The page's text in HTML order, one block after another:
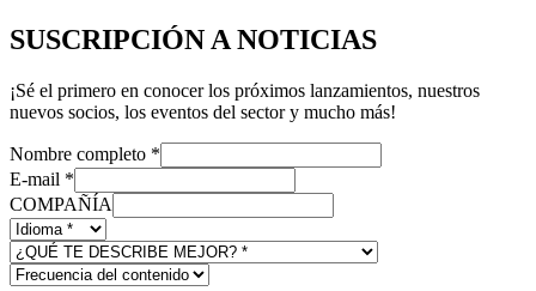
SUSCRIPCIÓN A NOTICIAS
¡Sé el primero en conocer los próximos lanzamientos, nuestros
nuevos socios, los eventos del sector y mucho más!
Nombre completo *
E-mail *
COMPAÑÍA